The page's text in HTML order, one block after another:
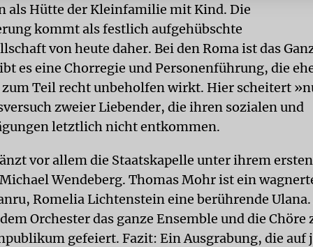
als Hütte der Kleinfamilie mit Kind. Die
kommt als festlich aufgehübschte
von heute daher. Bei den Roma ist das
es eine Chorregie und Personenführung, die
Teil recht unbeholfen wirkt. Hier scheitert
zweier Liebender, die ihren sozialen und
letztlich nicht entkommen.
vor allem die Staatskapelle unter ihrem ersten
Wendeberg. Thomas Mohr ist ein
Romelia Lichtenstein eine berührende Ulana.
Orchester das ganze Ensemble und die Chöre
gefeiert. Fazit: Ein Ausgrabung, die auf